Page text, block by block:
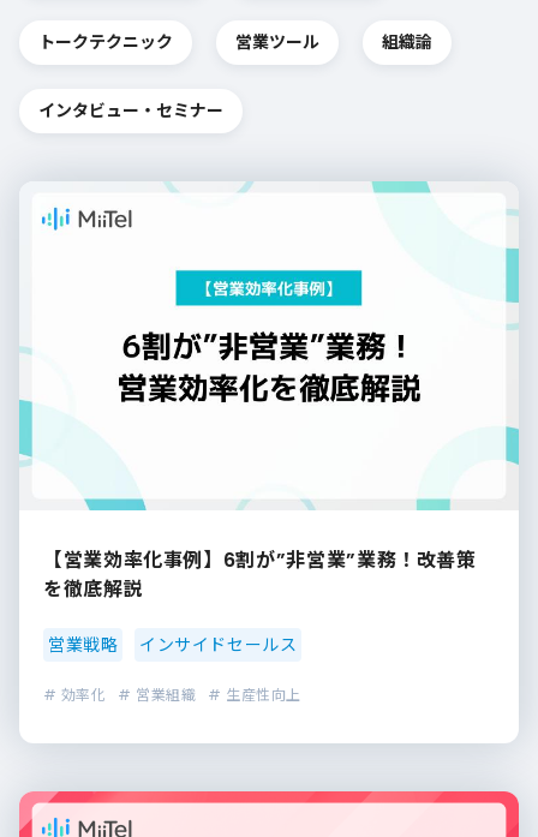
トークテクニック 営業ツール 組織論
インタビュー・セミナー
【営業効率化事例】6割が”非営業”業務！改善策
を徹底解説
営業戦略 インサイドセールス
# 効率化 # 営業組織 # 生産性向上